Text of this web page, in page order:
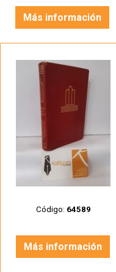
Más información
Código: 64589
Más información